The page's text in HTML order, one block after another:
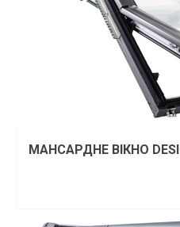
МАНСАРДНЕ ВІКНО